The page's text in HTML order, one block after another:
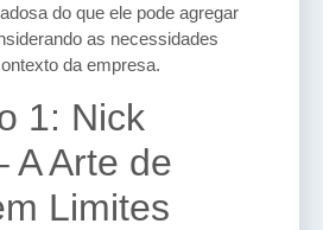
do que ele pode agregar
as necessidades
da empresa.
1: Nick
A Arte de
Limites